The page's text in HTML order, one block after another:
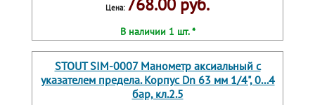
Цена: 768.00 руб.
В наличии 1 шт. *
STOUT SIM-0007 Манометр аксиальный с
указателем предела. Корпус Dn 63 мм 1/4", 0...4
бар, кл.2.5